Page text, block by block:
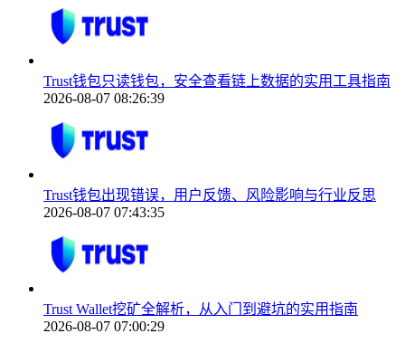
Trust钱包只读钱包，安全查看链上数据的实用工具指南
2026-08-07 08:26:39
Trust钱包出现错误，用户反馈、风险影响与行业反思
2026-08-07 07:43:35
Trust Wallet挖矿全解析，从入门到避坑的实用指南
2026-08-07 07:00:29